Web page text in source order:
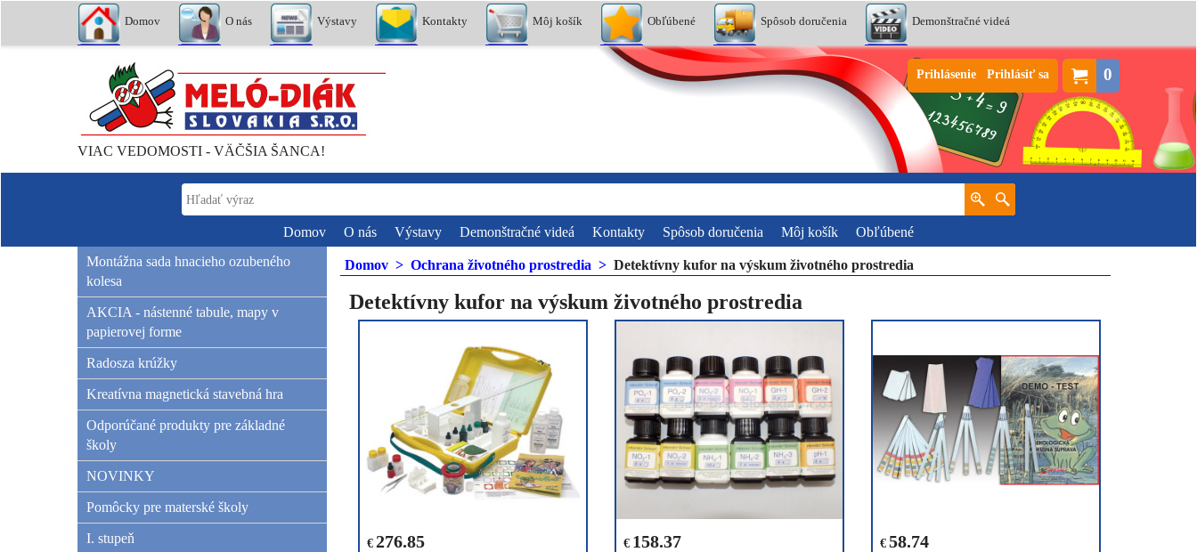
Domov O nás Výstavy Kontakty Môj košík Obľúbené Spôsob doručenia Demonštračné videá
0
Prihlásenie Prihlásiť sa
VIAC VEDOMOSTI - VÄČŠIA ŠANCA!
Domov O nás Výstavy Demonštračné videá Kontakty Spôsob doručenia Môj košík
Obľúbené
Montážna sada hnacieho ozubeného
kolesa
AKCIA - nástenné tabule, mapy v
papierovej forme
Radosza krúžky
Kreatívna magnetická stavebná hra
Odporúčané produkty pre základné
školy
NOVINKY
Pomôcky pre materské školy
I. stupeň
Domov > Ochrana životného prostredia > Detektívny kufor na výskum životného prostredia
Detektívny kufor na výskum životného prostredia
€ 276.85 € 158.37 € 58.74